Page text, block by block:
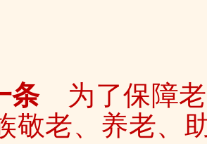
条为了保障老
敬老、养老、